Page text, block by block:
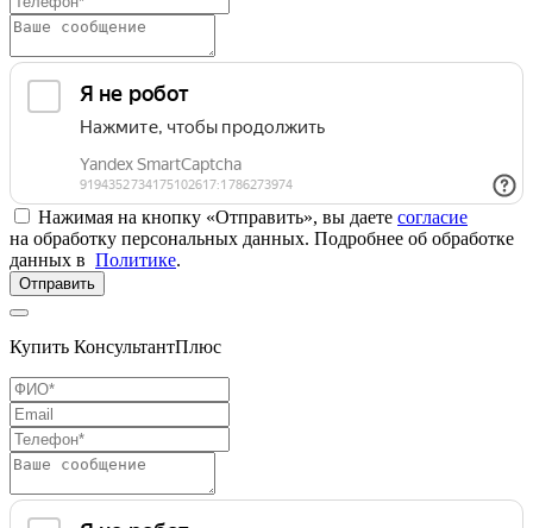
Нажимая на кнопку «Отправить», вы даете согласие
на обработку персональных данных. Подробнее об обработке
данных в Политике.
Отправить
Купить КонсультантПлюс